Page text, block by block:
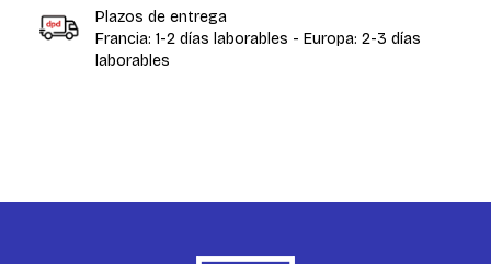
Plazos de entrega
Francia: 1-2 días laborables - Europa: 2-3 días
laborables